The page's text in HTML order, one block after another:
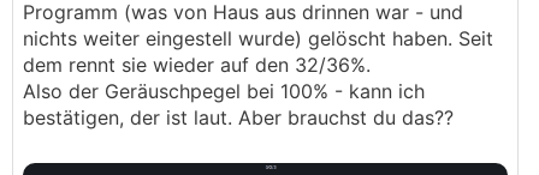
Programm (was von Haus aus drinnen war - und
nichts weiter eingestell wurde) gelöscht haben. Seit
dem rennt sie wieder auf den 32/36%.
Also der Geräuschpegel bei 100% - kann ich
bestätigen, der ist laut. Aber brauchst du das??